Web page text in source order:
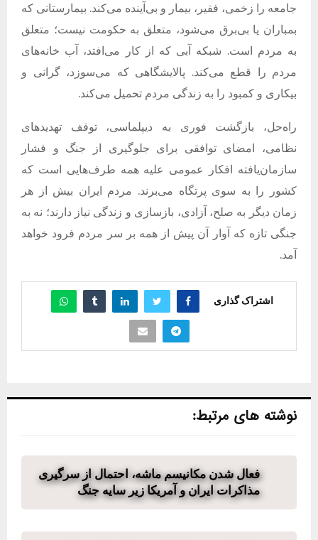
جامعه را زخمی، فقیر، بیمار و بی‌آینده می‌کند. بیمارستانی که
بمباران یا بی‌برق می‌شود، متعلق به حکومت نیست؛ متعلق
به مردم است. شبکه آبی که از کار می‌افتد، آب خانه‌های
مردم را قطع می‌کند. پالایشگاهی که می‌سوزد، گرانی و
بیکاری و کمبود را به زندگی مردم تحمیل می‌کند.
راه‌حل، بازگشت فوری به دیپلماسی، توقف تهدیدهای
نظامی، امضای توافقی برای جلوگیری از جنگ و فشار
سازمان‌یافته افکار عمومی علیه همه طرف‌هایی است که
کشور را به سوی پرتگاه می‌برند. مردم ایران بیش از هر
زمان دیگر به صلح، آزادی، بازسازی و زندگی نیاز دارند؛ نه به
جنگی تازه که آوار آن پیش از همه بر سر مردم فرود خواهد
آمد.
اشتراک گذاری
نوشته های مرتبط:
فعال شدن مکانیسم ماشه، احتمال از سرگیری
مذاکرات ایران و آمریکا زیر سایه جنگ